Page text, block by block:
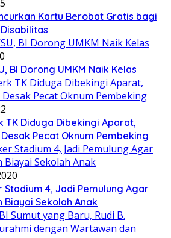
Kartu Berobat Gratis bagi
BI Dorong UMKM Naik Kelas
TK Diduga Dibekingi Aparat,
Pecat Oknum Pembeking
Stadium 4, Jadi Pemulung Agar
Biayai Sekolah Anak